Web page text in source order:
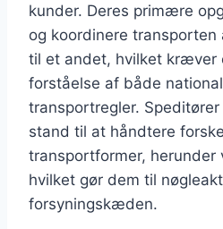
kunder. Deres primære
og koordinere
til et andet, hvilket kræver
forståelse af både
transportregler.
stand til at håndtere
transportformer,
hvilket gør dem til
forsyningskæden.